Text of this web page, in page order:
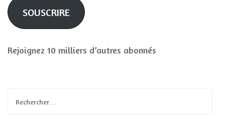
SOUSCRIRE
Rejoignez 10 milliers d’autres abonnés
Rechercher :